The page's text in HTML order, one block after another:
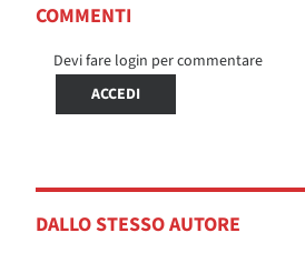
COMMENTI
Devi fare login per commentare
ACCEDI
DALLO STESSO AUTORE